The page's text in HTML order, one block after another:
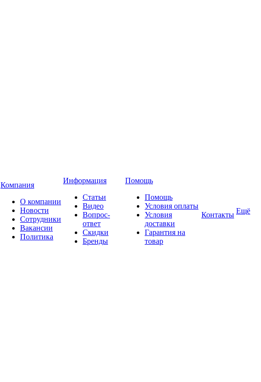
Компания
О компании
Новости
Сотрудники
Вакансии
Политика
Информация
Статьи
Видео
Вопрос-
ответ
Скидки
Бренды
Помощь
Помощь
Условия оплаты
Условия
доставки
Гарантия на
товар
Контакты Ещё